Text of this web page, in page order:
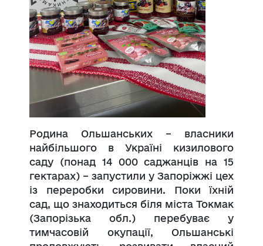
Родина Ольшанських – власники
найбільшого в Україні кизилового
саду (понад 14 000 саджанців на 15
гектарах) – запустили у Запоріжжі цех
із переробки сировини. Поки їхній
сад, що знаходиться біля міста Токмак
(Запорізька обл.) перебуває у
тимчасовій окупації, Ольшанські